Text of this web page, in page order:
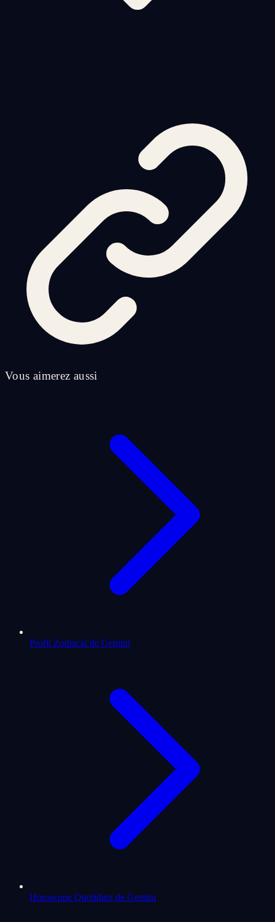
Vous aimerez aussi
Profil Zodiacal de Gemini
Horoscope Quotidien de Gemini